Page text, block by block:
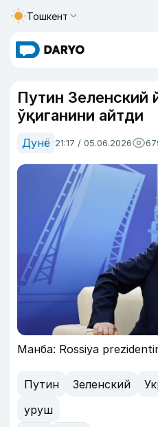
Тошкент
Путин Зеленский
ўқиганини айтди
Дунё 21:17 / 05.06.2026
Манба: Rossiya
Путин Зеленский
уруш